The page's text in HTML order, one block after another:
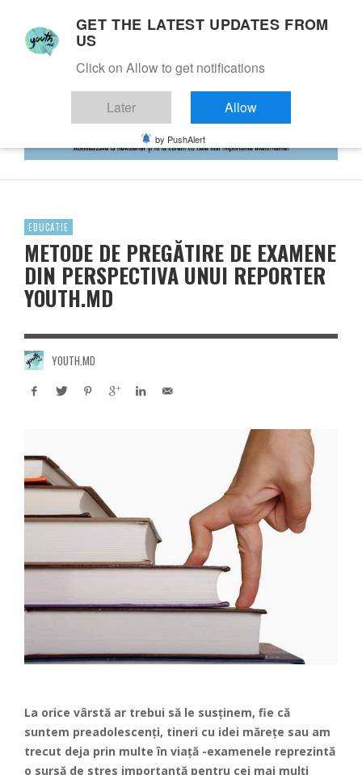
EDUCATIE
METODE DE PREGĂTIRE DE EXAMENE
DIN PERSPECTIVA UNUI REPORTER
YOUTH.MD
YOUTH.MD
La orice vârstă ar trebui să le susținem, fie că
suntem preadolescenţi, tineri cu idei măreţe sau am
trecut deja prin multe în viaţă -examenele reprezintă
o sursă de stres importantă pentru cei mai mulţi
GET THE LATEST UPDATES FROM
US
Click on Allow to get notifications
Later Allow
by PushAlert